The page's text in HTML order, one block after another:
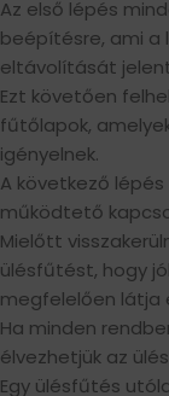
Az első lépés
beépítésre, ami a
eltávolítását
Ezt követően
fűtőlapok,
igényelnek.
A következő
működtető
Mielőtt
ülésfűtést, hogy
megfelelően látja
Ha minden
élvezhetjük az
Egy ülésfűtés